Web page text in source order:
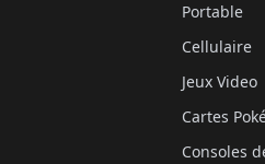
Portable
Cellulaire
Jeux Video
Cartes
Consoles